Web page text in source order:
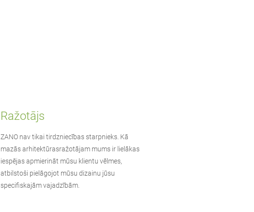
Ražotājs
ZANO nav tikai tirdzniecības starpnieks. Kā
mazās arhitektūrasražotājam mums ir lielākas
iespējas apmierināt mūsu klientu vēlmes,
atbilstoši pielāgojot mūsu dizainu jūsu
specifiskajām vajadzībām.